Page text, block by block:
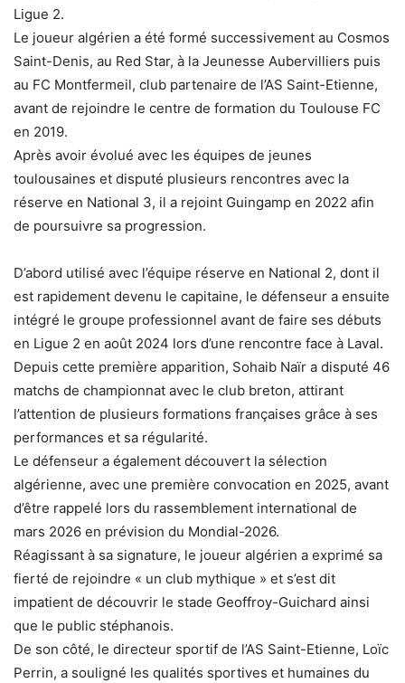
Ligue 2.
Le joueur algérien a été formé successivement au Cosmos
Saint-Denis, au Red Star, à la Jeunesse Aubervilliers puis
au FC Montfermeil, club partenaire de l’AS Saint-Etienne,
avant de rejoindre le centre de formation du Toulouse FC
en 2019.
Après avoir évolué avec les équipes de jeunes
toulousaines et disputé plusieurs rencontres avec la
réserve en National 3, il a rejoint Guingamp en 2022 afin
de poursuivre sa progression.
D’abord utilisé avec l’équipe réserve en National 2, dont il
est rapidement devenu le capitaine, le défenseur a ensuite
intégré le groupe professionnel avant de faire ses débuts
en Ligue 2 en août 2024 lors d’une rencontre face à Laval.
Depuis cette première apparition, Sohaib Naïr a disputé 46
matchs de championnat avec le club breton, attirant
l’attention de plusieurs formations françaises grâce à ses
performances et sa régularité.
Le défenseur a également découvert la sélection
algérienne, avec une première convocation en 2025, avant
d’être rappelé lors du rassemblement international de
mars 2026 en prévision du Mondial-2026.
Réagissant à sa signature, le joueur algérien a exprimé sa
fierté de rejoindre « un club mythique » et s’est dit
impatient de découvrir le stade Geoffroy-Guichard ainsi
que le public stéphanois.
De son côté, le directeur sportif de l’AS Saint-Etienne, Loïc
Perrin, a souligné les qualités sportives et humaines du